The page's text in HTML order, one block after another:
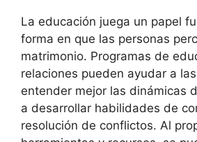
La educación juega un papel
forma en que las personas
matrimonio. Programas de
relaciones pueden ayudar a
entender mejor las dinámicas
a desarrollar habilidades de
resolución de conflictos. Al